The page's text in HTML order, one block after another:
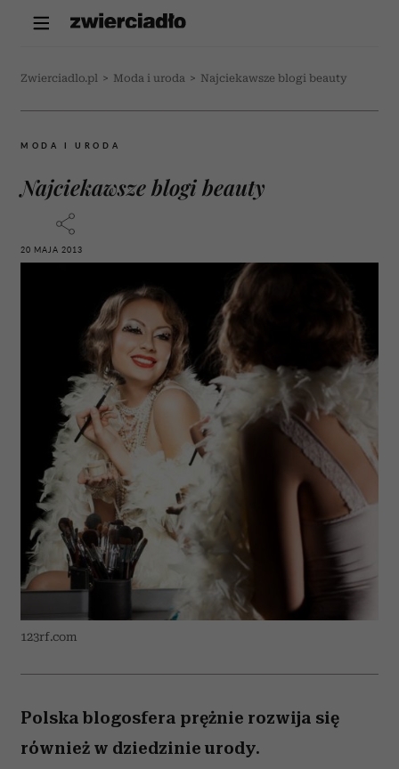
Zwierciadlo.pl > Moda i uroda > Najciekawsze blogi beauty
MODA I URODA
Najciekawsze blogi beauty
20 MAJA 2013
123rf.com
Polska blogosfera prężnie rozwija się
również w dziedzinie urody.